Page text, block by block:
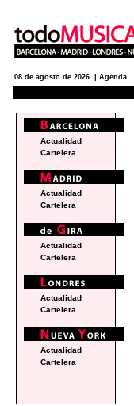
08 de agosto de 2026 | Agenda
Actualidad
Cartelera
Actualidad
Cartelera
Actualidad
Cartelera
Actualidad
Cartelera
Actualidad
Cartelera